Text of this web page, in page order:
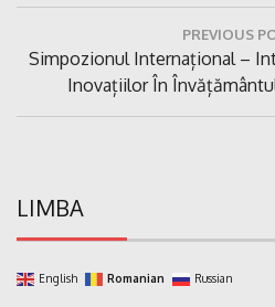
articole
PREVIOUS
Previous
Simpozionul Internațional –
Inovațiilor În
LIMBA
English Romanian Russian